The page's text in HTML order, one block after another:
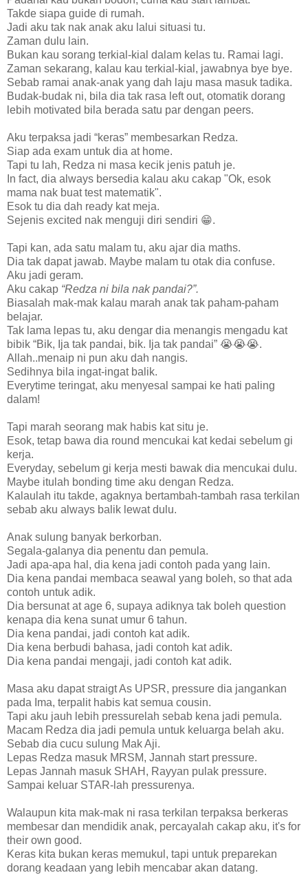
Takde siapa guide di rumah.
Jadi aku tak nak anak aku lalui situasi tu.
Zaman dulu lain.
Bukan kau sorang terkial-kial dalam kelas tu. Ramai lagi.
Zaman sekarang, kalau kau terkial-kial, jawabnya bye bye.
Sebab ramai anak-anak yang dah laju masa masuk tadika.
Budak-budak ni, bila dia tak rasa left out, otomatik dorang
lebih motivated bila berada satu par dengan peers.
Aku terpaksa jadi “keras” membesarkan Redza.
Siap ada exam untuk dia at home.
Tapi tu lah, Redza ni masa kecik jenis patuh je.
In fact, dia always bersedia kalau aku cakap "Ok, esok
mama nak buat test matematik".
Esok tu dia dah ready kat meja.
Sejenis excited nak menguji diri sendiri 😁.
Tapi kan, ada satu malam tu, aku ajar dia maths.
Dia tak dapat jawab. Maybe malam tu otak dia confuse.
Aku jadi geram.
Aku cakap “Redza ni bila nak pandai?”.
Biasalah mak-mak kalau marah anak tak paham-paham
belajar.
Tak lama lepas tu, aku dengar dia menangis mengadu kat
bibik “Bik, Ija tak pandai, bik. Ija tak pandai” 😭😭😭.
Allah..menaip ni pun aku dah nangis.
Sedihnya bila ingat-ingat balik.
Everytime teringat, aku menyesal sampai ke hati paling
dalam!
Tapi marah seorang mak habis kat situ je.
Esok, tetap bawa dia round mencukai kat kedai sebelum gi
kerja.
Everyday, sebelum gi kerja mesti bawak dia mencukai dulu.
Maybe itulah bonding time aku dengan Redza.
Kalaulah itu takde, agaknya bertambah-tambah rasa terkilan
sebab aku always balik lewat dulu.
Anak sulung banyak berkorban.
Segala-galanya dia penentu dan pemula.
Jadi apa-apa hal, dia kena jadi contoh pada yang lain.
Dia kena pandai membaca seawal yang boleh, so that ada
contoh untuk adik.
Dia bersunat at age 6, supaya adiknya tak boleh question
kenapa dia kena sunat umur 6 tahun.
Dia kena pandai, jadi contoh kat adik.
Dia kena berbudi bahasa, jadi contoh kat adik.
Dia kena pandai mengaji, jadi contoh kat adik.
Masa aku dapat straigt As UPSR, pressure dia jangankan
pada Ima, terpalit habis kat semua cousin.
Tapi aku jauh lebih pressurelah sebab kena jadi pemula.
Macam Redza dia jadi pemula untuk keluarga belah aku.
Sebab dia cucu sulung Mak Aji.
Lepas Redza masuk MRSM, Jannah start pressure.
Lepas Jannah masuk SHAH, Rayyan pulak pressure.
Sampai keluar STAR-lah pressurenya.
Walaupun kita mak-mak ni rasa terkilan terpaksa berkeras
membesar dan mendidik anak, percayalah cakap aku, it's for
their own good.
Keras kita bukan keras memukul, tapi untuk preparekan
dorang keadaan yang lebih mencabar akan datang.